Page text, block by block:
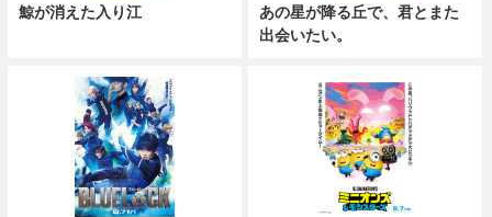
鯨が消えた入り江
あの星が降る丘で、君とまた
出会いたい。